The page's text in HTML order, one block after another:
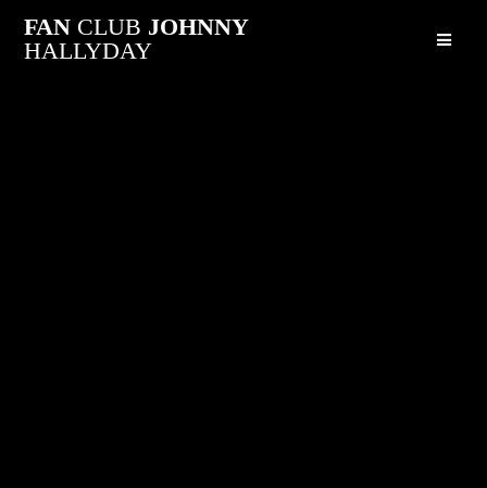
au
FAN CLUB JOHNNY
HALLYDAY